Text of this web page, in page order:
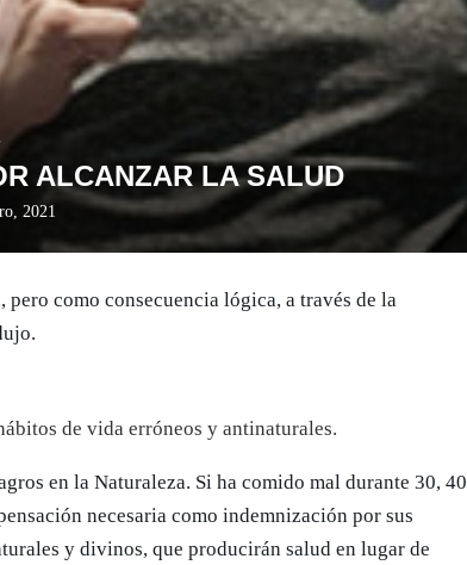
ALCANZAR LA SALUD
2021
como consecuencia lógica, a través de la
de vida erróneos y antinaturales.
en la Naturaleza. Si ha comido mal durante 30, 40
necesaria como indemnización por sus
y divinos, que producirán salud en lugar de